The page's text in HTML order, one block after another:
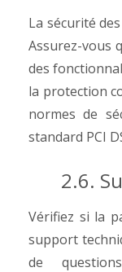
La sécurité
Assurez-vous
des
la protection
normes de
standard PCI
2.6.
Vérifiez si la
support
de